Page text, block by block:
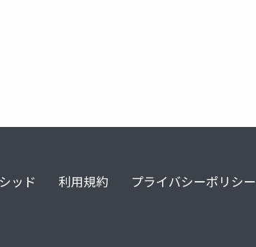
ッド 利用規約 プライバシーポリシー